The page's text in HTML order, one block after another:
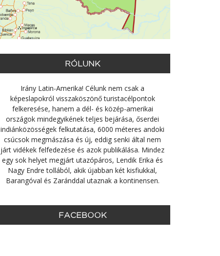
RÓLUNK
Irány Latin-Amerika! Célunk nem csak a
képeslapokról visszaköszönő turistacélpontok
felkeresése, hanem a dél- és közép-amerikai
országok mindegyikének teljes bejárása, őserdei
indiánközösségek felkutatása, 6000 méteres andoki
csúcsok megmászása és új, eddig senki által nem
járt vidékek felfedezése és azok publikálása. Mindez
egy sok helyet megjárt utazópáros, Lendik Erika és
Nagy Endre tollából, akik újabban két kisfiukkal,
Barangóval és Zaránddal utaznak a kontinensen.
FACEBOOK